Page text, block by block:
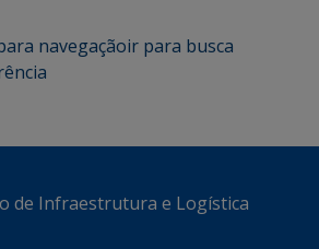
navegaçãoir para busca
de Infraestrutura e Logística